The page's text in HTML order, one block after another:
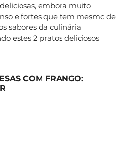
embora muito
e fortes que tem mesmo de
sabores da culinária
estes 2 pratos deliciosos
COM FRANGO: